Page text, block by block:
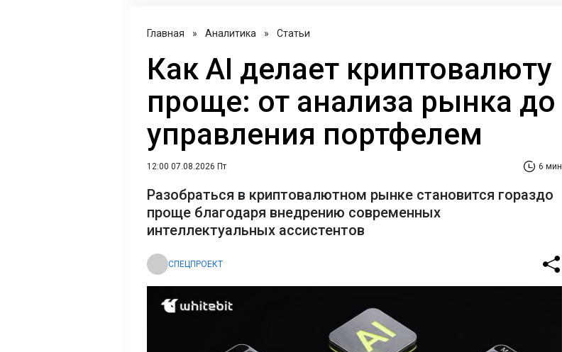
Главная » Аналитика » Статьи
Как AI делает криптовалюту
проще: от анализа рынка до
управления портфелем
12:00 07.08.2026 Пт 6 мин
Разобраться в криптовалютном рынке становится гораздо
проще благодаря внедрению современных
интеллектуальных ассистентов
СПЕЦПРОЕКТ